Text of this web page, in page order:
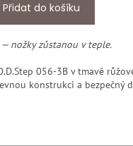
Přidat do košíku
nožky zůstanou v teple.
056-3B v tmavě
konstrukci a bezpečný